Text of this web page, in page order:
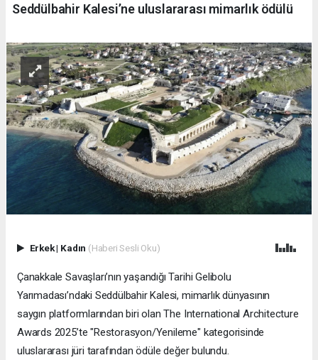
Seddülbahir Kalesi’ne uluslararası mimarlık ödülü
Erkek| Kadın (Haberi Sesli Oku)
Çanakkale Savaşları’nın yaşandığı Tarihi Gelibolu
Yarımadası’ndaki Seddülbahir Kalesi, mimarlık dünyasının
saygın platformlarından biri olan The International Architecture
Awards 2025’te "Restorasyon/Yenileme" kategorisinde
uluslararası jüri tarafından ödüle değer bulundu.